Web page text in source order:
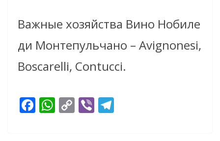
Важные хозяйства Вино Нобиле
ди Монтепульчано – Avignonesi,
Boscarelli, Contucci.
F W C Vi